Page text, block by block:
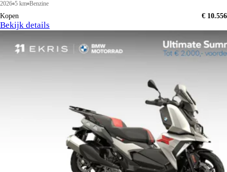
2026 5 km Benzine
Kopen € 10.556
Bekijk details